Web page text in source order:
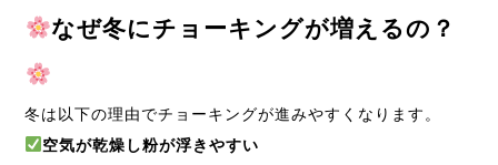
なぜ冬にチョーキングが増えるの？
冬は以下の理由でチョーキングが進みやすくなります。
空気が乾燥し粉が浮きやすい